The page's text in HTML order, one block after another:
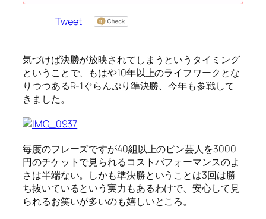
Tweet
気づけば決勝が放映されてしまうというタイミング
ということで、もはや10年以上のライフワークとな
りつつあるR-1ぐらんぷり準決勝、今年も参戦して
きました。
毎度のフレーズですが40組以上のピン芸人を3000
円のチケットで見られるコストパフォーマンスのよ
さは半端ない。しかも準決勝ということは3回は勝
ち抜いているという実力もあるわけで、安心して見
られるお笑いが多いのも嬉しいところ。